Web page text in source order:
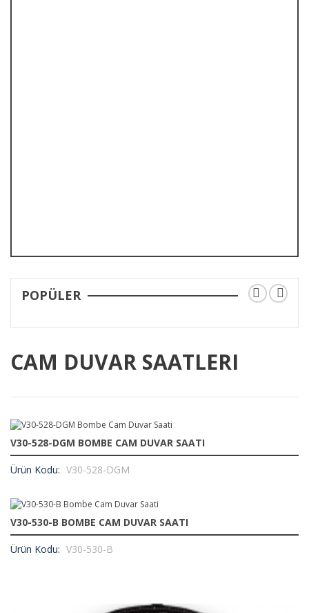
POPÜLER
CAM DUVAR SAATLERI
V30-528-DGM BOMBE CAM DUVAR SAATI
Ürün Kodu: V30-528-DGM
V30-530-B BOMBE CAM DUVAR SAATI
Ürün Kodu: V30-530-B